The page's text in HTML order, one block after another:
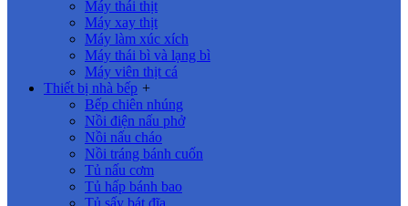
Máy thái thịt
Máy xay thịt
Máy làm xúc xích
Máy thái bì và lạng bì
Máy viên thịt cá
Thiết bị nhà bếp +
Bếp chiên nhúng
Nồi điện nấu phở
Nồi nấu cháo
Nồi tráng bánh cuốn
Tủ nấu cơm
Tủ hấp bánh bao